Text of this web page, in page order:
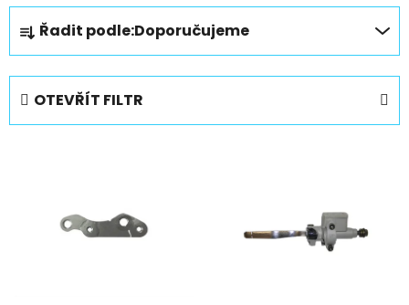
Ř
a
z
e
n
í
Řadit podle:Doporučujeme
OTEVŘÍT FILTR